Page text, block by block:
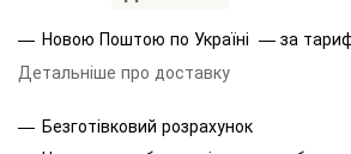
Новою Поштою по Україні — за
Детальніше про доставку
Безготівковий розрахунок